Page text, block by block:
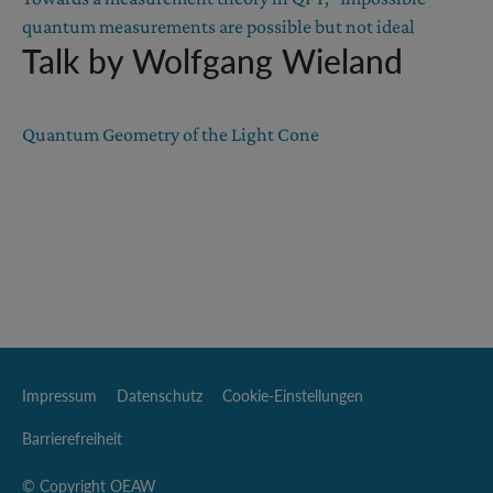
quantum measurements are possible but not ideal
Talk by Wolfgang Wieland
Quantum Geometry of the Light Cone
Impressum Datenschutz Cookie-Einstellungen
Barrierefreiheit
© Copyright OEAW